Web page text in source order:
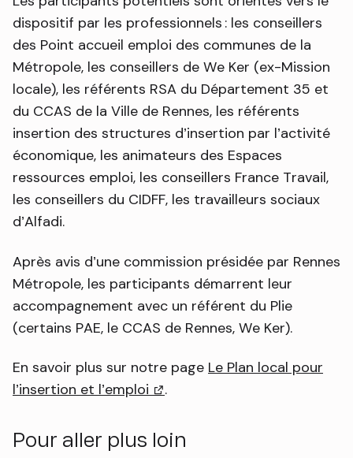
dispositif par les professionnels : les conseillers
des Point accueil emploi des communes de la
Métropole, les conseillers de We Ker (ex-Mission
locale), les référents RSA du Département 35 et
du CCAS de la Ville de Rennes, les référents
insertion des structures d’insertion par l’activité
économique, les animateurs des Espaces
ressources emploi, les conseillers France Travail,
les conseillers du CIDFF, les travailleurs sociaux
d’Alfadi.
Après avis d’une commission présidée par Rennes
Métropole, les participants démarrent leur
accompagnement avec un référent du Plie
(certains PAE, le CCAS de Rennes, We Ker).
En savoir plus sur notre page Le Plan local pour
l’insertion et l’emploi (lien externe)
.
Pour aller plus loin